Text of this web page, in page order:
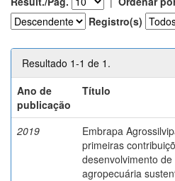
Registro(s)
Resultado 1-1 de 1.
Ano de
publicação
Título
2019
Embrapa
primeiras
desenvolvimento de
agropecuária